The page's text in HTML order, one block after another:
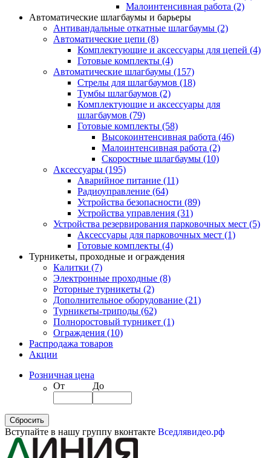
Малоинтенсивная работа (2)
Автоматические шлагбаумы и барьеры
Антивандальные откатные шлагбаумы (2)
Автоматические цепи (8)
Комплектующие и аксессуары для цепей (4)
Готовые комплекты (4)
Автоматические шлагбаумы (157)
Стрелы для шлагбаумов (18)
Тумбы шлагбаумов (2)
Комплектующие и аксессуары для
шлагбаумов (79)
Готовые комплекты (58)
Высокоинтенсивная работа (46)
Малоинтенсивная работа (2)
Скоростные шлагбаумы (10)
Аксессуары (195)
Аварийное питание (11)
Радиоуправление (64)
Устройства безопасности (89)
Устройства управления (31)
Устройства резервирования парковочных мест (5)
Аксессуары для парковочных мест (1)
Готовые комплекты (4)
Турникеты, проходные и ограждения
Калитки (7)
Электронные проходные (8)
Роторные турникеты (2)
Дополнительное оборудование (21)
Турникеты-триподы (62)
Полноростовый турникет (1)
Ограждения (10)
Распродажа товаров
Акции
Розничная цена
От
До
Вступайте в нашу группу вконтакте Вседлявидео.рф